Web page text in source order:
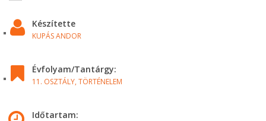
Készítette
KUPÁS ANDOR
Évfolyam/Tantárgy:
11. OSZTÁLY, TÖRTÉNELEM
Időtartam: